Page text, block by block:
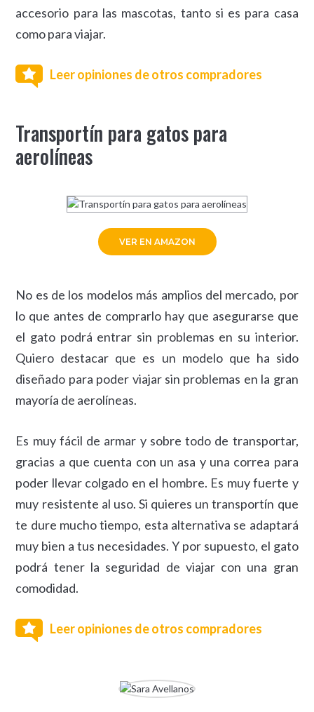
accesorio para las mascotas, tanto si es para casa
como para viajar.
Leer opiniones de otros compradores
Transportín para gatos para
aerolíneas
VER EN AMAZON
No es de los modelos más amplios del mercado, por
lo que antes de comprarlo hay que asegurarse que
el gato podrá entrar sin problemas en su interior.
Quiero destacar que es un modelo que ha sido
diseñado para poder viajar sin problemas en la gran
mayoría de aerolíneas.
Es muy fácil de armar y sobre todo de transportar,
gracias a que cuenta con un asa y una correa para
poder llevar colgado en el hombre. Es muy fuerte y
muy resistente al uso. Si quieres un transportín que
te dure mucho tiempo, esta alternativa se adaptará
muy bien a tus necesidades. Y por supuesto, el gato
podrá tener la seguridad de viajar con una gran
comodidad.
Leer opiniones de otros compradores